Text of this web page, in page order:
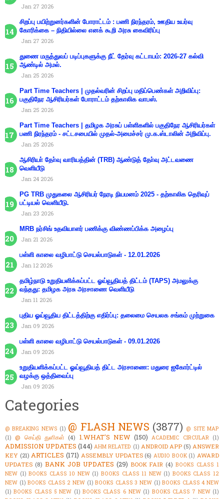
Jan 27 2026
சிறப்பு பயிற்றுனர்களின் போராட்டம் : பணி நிரந்தரம், ஊதிய உயர்வு
கோரிக்கை – நிதியில்லை எனக் கூறி அரசு கைவிரிப்பு
Jan 27 2026
துணை மருத்துவப் படிப்புகளுக்கு நீட் தேர்வு கட்டாயம்: 2026-27 கல்வி
ஆண்டில் அமல்.
Jan 25 2026
Part Time Teachers | முதல்வரின் சிறப்பு மதிப்பெண்கள் அறிவிப்பு:
பகுதிநேர ஆசிரியர்கள் போராட்டம் தற்காலிக வாபஸ்.
Jan 25 2026
Part Time Teachers | தமிழக அரசுப் பள்ளிகளில் பகுதிநேர ஆசிரியர்கள்
பணி நிரந்தரம் - சட்டசபையில் முதல்-அமைச்சர் மு.க.ஸ்டாலின் அறிவிப்பு.
Jan 25 2026
ஆசிரியா் தோ்வு வாரியத்தின் (TRB) ஆண்டுத் தோ்வு அட்டவணை
வெளியீடு
Jan 24 2026
PG TRB முதுகலை ஆசிரியர் நேரடி நியமனம் 2025 - தற்காலிக தெரிவுப்
பட்டியல் வெளியீடு.
Jan 23 2026
MRB நர்சிங் உதவியாளர் பணிக்கு விண்ணப்பிக்க அழைப்பு
Jan 21 2026
பள்ளி காலை வழிபாட்டு செயல்பாடுகள் - 12.01.2026
Jan 12 2026
தமிழ்நாடு உறுதியளிக்கப்பட்ட ஓய்வூதியத் திட்டம் (TAPS) அமலுக்கு
வந்தது: தமிழக அரசு அரசாணை வெளியீடு
Jan 11 2026
புதிய ஓய்வூதிய திட்டத்திற்கு எதிர்ப்பு: தலைமை செயலக சங்கம் முற்றுகை
Jan 09 2026
பள்ளி காலை வழிபாட்டு செயல்பாடுகள் - 09.01.2026
Jan 09 2026
உறுதியளிக்கப்பட்ட ஓய்வூதியத் திட்ட அரசாணை: மதுரை ஐகோர்ட்டில்
வழக்கு ஒத்திவைப்பு
Jan 09 2026
Categories
@ BREAKING NEWS (1) @ FLASH NEWS (3877) @ SITE MAP
(1) @ செய்தி துளிகள் (4) 1.WHAT'S NEW (150) ACADEMIC CIRCULAR (1)
ADMISSION UPDATES (144) AHM RELATED (1) ANDROID APP (5) ANSWER
KEY (21) ARTICLES (171) ASSEMBLY UPDATES (6) AUDIO BOOK (1) AWARD
UPDATES (8) BANK JOB UPDATES (29) BOOK FAIR (4) BOOKS CLASS 1
NEW (1) BOOKS CLASS 10 NEW (1) BOOKS CLASS 11 NEW (1) BOOKS CLASS 12
NEW (1) BOOKS CLASS 2 NEW (1) BOOKS CLASS 3 NEW (1) BOOKS CLASS 4 NEW
(1) BOOKS CLASS 5 NEW (1) BOOKS CLASS 6 NEW (1) BOOKS CLASS 7 NEW (1)